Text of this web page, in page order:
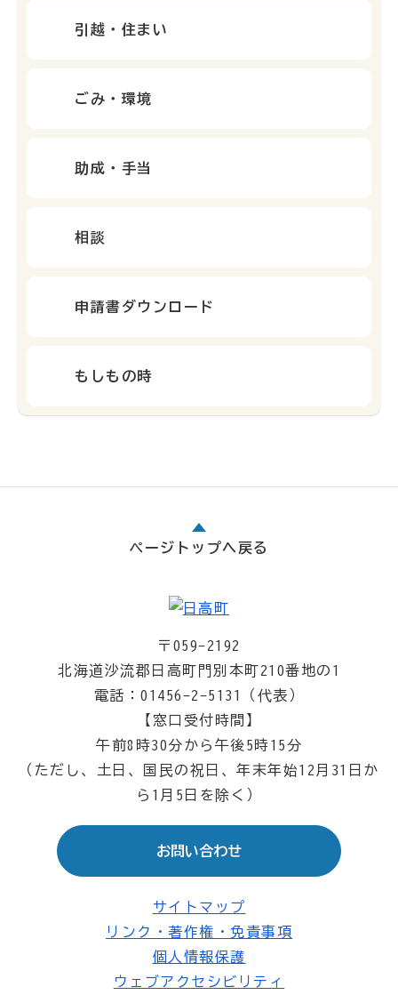
引越・住まい
ごみ・環境
助成・手当
相談
申請書ダウンロード
もしもの時
ページトップへ戻る
〒059-2192
北海道沙流郡日高町門別本町210番地の1
電話：01456-2-5131（代表）
【窓口受付時間】
午前8時30分から午後5時15分
（ただし、土日、国民の祝日、年末年始12月31日か
ら1月5日を除く）
お問い合わせ
サイトマップ
リンク・著作権・免責事項
個人情報保護
ウェブアクセシビリティ